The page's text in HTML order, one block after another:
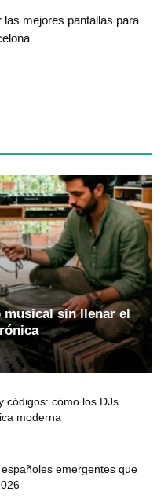
las mejores pantallas para
musical sin llenar el
códigos: cómo los DJs
moderna
emergentes que